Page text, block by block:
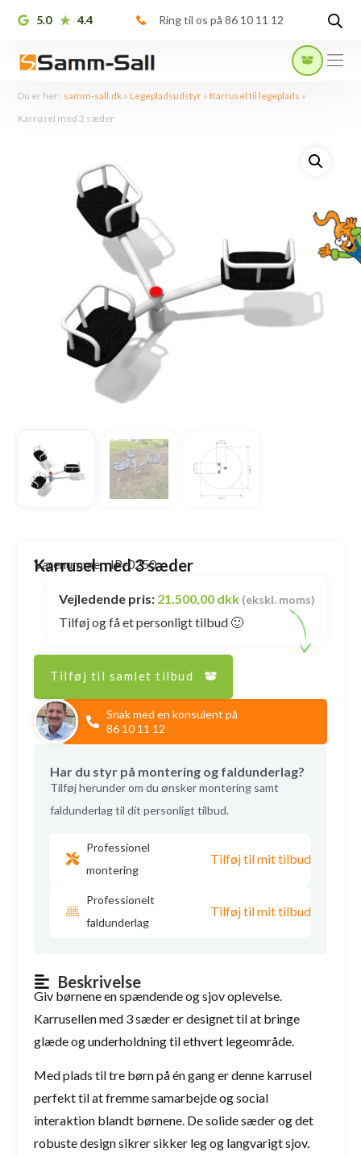
5.0 4.4 Ring til os på 86 10 11 12
Du er her: samm-sall.dk »Legepladsudstyr »Karrusel til legeplads »
Karrusel med 3 sæder
Karrusel med 3 sæder
Varenummer: IP-0250
Vejledende pris: 21.500,00 dkk (ekskl. moms)
Tilføj og få et personligt tilbud 🙂
Snak med en konsulent på
86 10 11 12
Tilføj til samlet tilbud
Har du styr på montering og faldunderlag?
Tilføj herunder om du ønsker montering samt
faldunderlag til dit personligt tilbud.
Professionel
montering
Tilføj til mit tilbud
Professionelt
faldunderlag
Tilføj til mit tilbud
Beskrivelse
Giv børnene en spændende og sjov oplevelse.
Karrusellen med 3 sæder er designet til at bringe
glæde og underholdning til ethvert legeområde.
Med plads til tre børn på én gang er denne karrusel
perfekt til at fremme samarbejde og social
interaktion blandt børnene. De solide sæder og det
robuste design sikrer sikker leg og langvarigt sjov.